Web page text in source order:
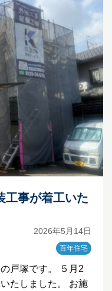
工事が着工いた
2026年5月14日
百年住宅
戸塚です。 ５月2
たしました。 お施